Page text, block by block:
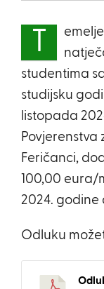
T
studentima
studijsku
listopada
Feričanci,
100,00 eura/
2024. godine
Odluku